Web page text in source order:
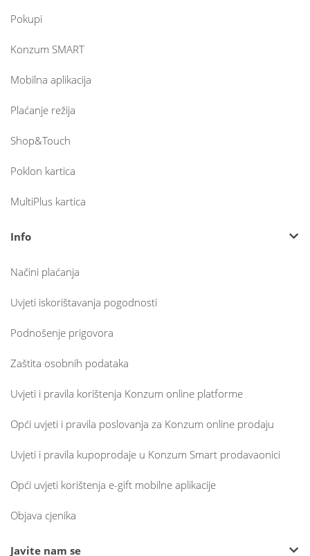
Pokupi
Konzum SMART
Mobilna aplikacija
Plaćanje režija
Shop&Touch
Poklon kartica
MultiPlus kartica
Info
Načini plaćanja
Uvjeti iskorištavanja pogodnosti
Podnošenje prigovora
Zaštita osobnih podataka
Uvjeti i pravila korištenja Konzum online platforme
Opći uvjeti i pravila poslovanja za Konzum online prodaju
Uvjeti i pravila kupoprodaje u Konzum Smart prodavaonici
Opći uvjeti korištenja e-gift mobilne aplikacije
Objava cjenika
Javite nam se